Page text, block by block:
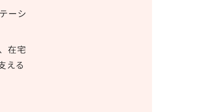
ーシ
在宅
える